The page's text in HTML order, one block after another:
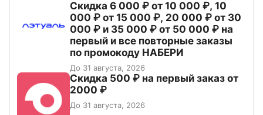
Скидка 6 000 ₽ от 10 000 ₽, 10
000 ₽ от 15 000 ₽, 20 000 ₽ от 30
000 ₽ и 35 000 ₽ от 50 000 ₽ на
первый и все повторные заказы
по промокоду НАБЕРИ
До 31 августа, 2026
Скидка 500 ₽ на первый заказ от
2000 ₽
До 31 августа, 2026